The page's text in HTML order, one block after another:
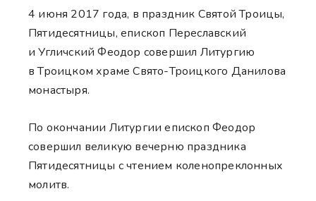
4 июня 2017 года, в праздник Святой Троицы,
Пятидесятницы, епископ Переславский
и Угличский Феодор совершил Литургию
в Троицком храме Свято-Троицкого Данилова
монастыря.
По окончании Литургии епископ Феодор
совершил великую вечерню праздника
Пятидесятницы с чтением коленопреклонных
молитв.